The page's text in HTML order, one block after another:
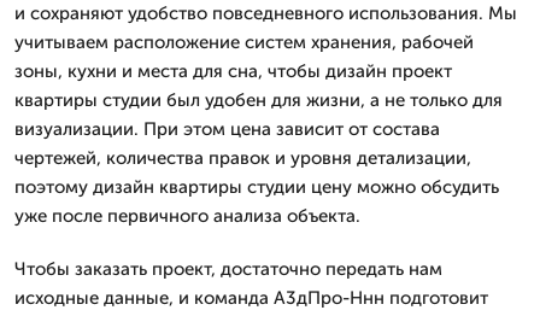
и сохраняют удобство повседневного использования. Мы
учитываем расположение систем хранения, рабочей
зоны, кухни и места для сна, чтобы дизайн проект
квартиры студии был удобен для жизни, а не только для
визуализации. При этом цена зависит от состава
чертежей, количества правок и уровня детализации,
поэтому дизайн квартиры студии цену можно обсудить
уже после первичного анализа объекта.
Чтобы заказать проект, достаточно передать нам
исходные данные, и команда А3дПро-Ннн подготовит